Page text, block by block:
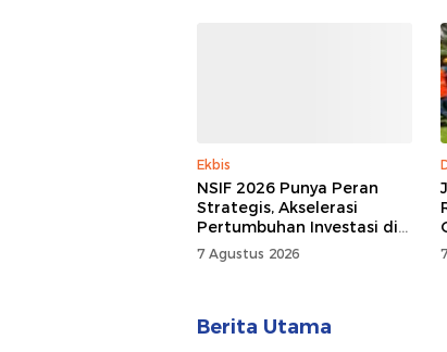
Ekbis
NSIF 2026 Punya Peran
Strategis, Akselerasi
Pertumbuhan Investasi di
Sulut
7 Agustus 2026
Berita Utama